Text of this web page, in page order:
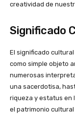
creatividad de
Significado
El significado
como simple objeto
numerosas
una sacerdotisa,
riqueza y estatus en
el patrimonio